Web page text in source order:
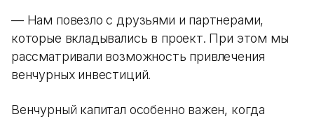
— Нам повезло с друзьями и партнерами,
которые вкладывались в проект. При этом мы
рассматривали возможность привлечения
венчурных инвестиций.
Венчурный капитал особенно важен, когда